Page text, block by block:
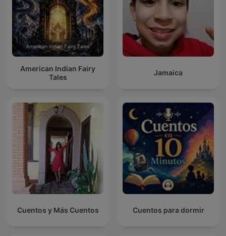
American Indian Fairy
Tales
Jamaica
Cuentos y Más Cuentos Cuentos para dormir